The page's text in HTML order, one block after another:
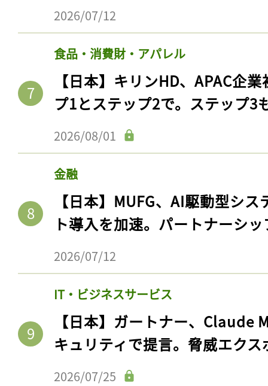
2026/07/12
食品・消費財・アパレル
【日本】キリンHD、APAC企
プ1とステップ2で。ステップ3
2026/08/01
金融
【日本】MUFG、AI駆動型シ
ト導入を加速。パートナーシ
2026/07/12
IT・ビジネスサービス
【日本】ガートナー、Claude
キュリティで提言。脅威エク
2026/07/25